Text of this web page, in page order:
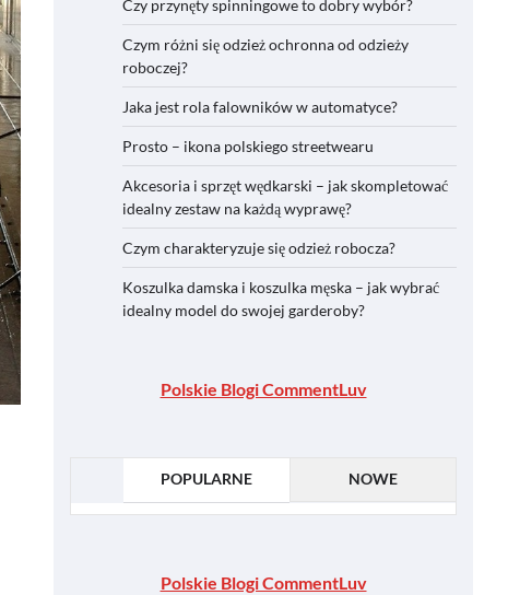
Czy przynęty spinningowe to dobry wybór?
Czym różni się odzież ochronna od odzieży
roboczej?
Jaka jest rola falowników w automatyce?
Prosto – ikona polskiego streetwearu
Akcesoria i sprzęt wędkarski – jak skompletować
idealny zestaw na każdą wyprawę?
Czym charakteryzuje się odzież robocza?
Koszulka damska i koszulka męska – jak wybrać
idealny model do swojej garderoby?
Polskie Blogi CommentLuv
POPULARNE NOWE
Polskie Blogi CommentLuv